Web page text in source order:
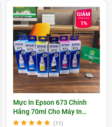
1%
Mực In Epson 673 Chính
Hãng 70ml Cho Máy In
Epson L805 L1800
(11)